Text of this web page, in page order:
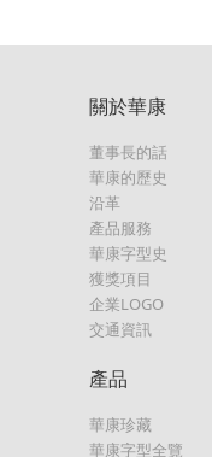
關於華康
董事長的話
華康的歷史
沿革
產品服務
華康字型史
獲獎項目
企業LOGO
交通資訊
產品
華康珍藏
華康字型全覽